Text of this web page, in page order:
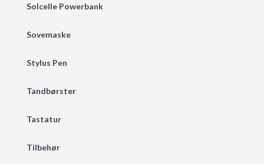
Solcelle Powerbank
Sovemaske
Stylus Pen
Tandbørster
Tastatur
Tilbehør